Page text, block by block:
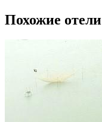
Похожие отели